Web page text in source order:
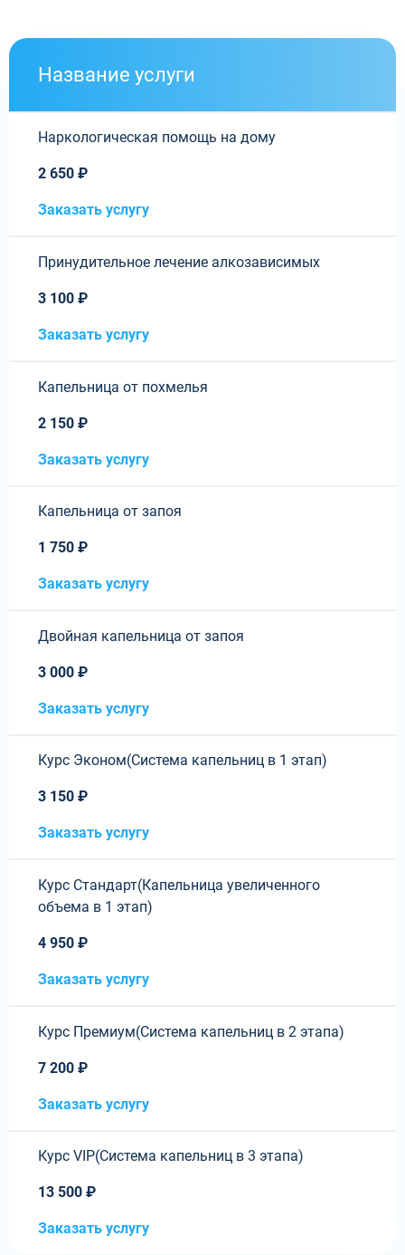
Название услуги
Наркологическая помощь на дому
2 650 ₽
Заказать услугу
Принудительное лечение алкозависимых
3 100 ₽
Заказать услугу
Капельница от похмелья
2 150 ₽
Заказать услугу
Капельница от запоя
1 750 ₽
Заказать услугу
Двойная капельница от запоя
3 000 ₽
Заказать услугу
Курс Эконом(Система капельниц в 1 этап)
3 150 ₽
Заказать услугу
Курс Стандарт(Капельница увеличенного
объема в 1 этап)
4 950 ₽
Заказать услугу
Курс Премиум(Система капельниц в 2 этапа)
7 200 ₽
Заказать услугу
Курс VIP(Система капельниц в 3 этапа)
13 500 ₽
Заказать услугу